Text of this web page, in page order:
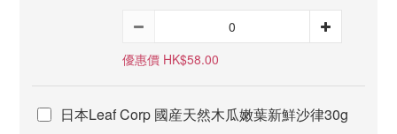
優惠價 HK$58.00
日本Leaf Corp 國産天然木瓜嫩葉新鮮沙律30g